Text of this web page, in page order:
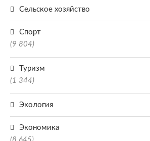
Сельское хозяйство
Спорт
(9 804)
Туризм
(1 344)
Экология
Экономика